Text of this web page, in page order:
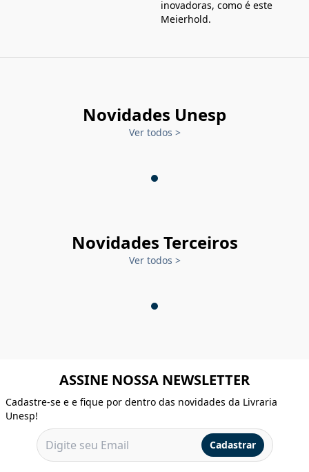
inovadoras, como é este
Meierhold.
Novidades Unesp
Ver todos >
Novidades Terceiros
Ver todos >
ASSINE NOSSA NEWSLETTER
Cadastre-se e e fique por dentro das novidades da Livraria
Unesp!
Cadastrar